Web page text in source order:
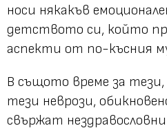
носи някакъв
детството си, който
аспекти от по-късния
В същото време за
тези неврози,
свържат